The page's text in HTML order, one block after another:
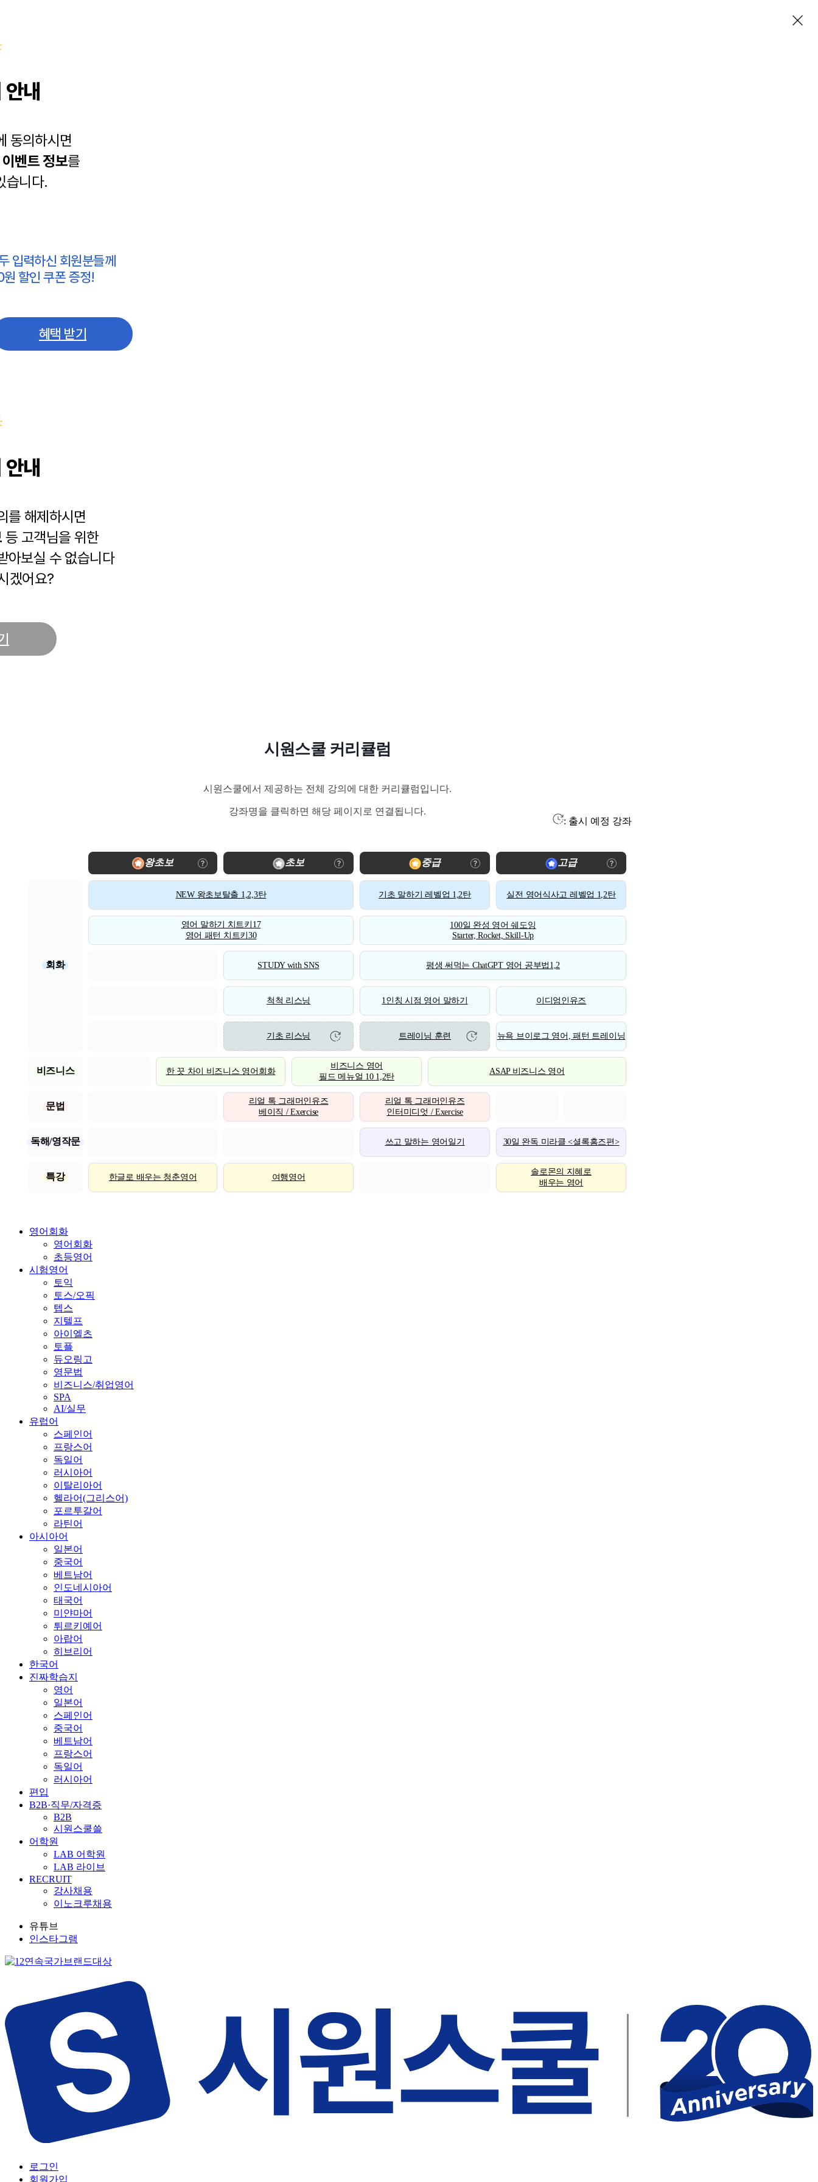
내
동의하시면
이벤트 정보를
습니다.
입력하신 회원분들께
할인 쿠폰 증정!
혜택 받기
내
를 해제하시면
등 고객님을 위한
아보실 수 없습니다
겠어요?
시원스쿨 커리큘럼
시원스쿨에서 제공하는 전체 강의에 대한 커리큘럼입니다.
강좌명을 클릭하면 해당 페이지로 연결됩니다.
: 출시 예정 강좌
왕초보 초보 중급 고급
회화
NEW 왕초보탈출 1,2,3탄 기초 말하기 레벨업 1,2탄 실전 영어식사고 레벨업 1,2탄
영어 말하기 치트키17
영어 패턴 치트키30
100일 완성 영어 쉐도잉
Starter, Rocket, Skill-Up
STUDY with SNS 평생 써먹는 ChatGPT 영어 공부법1,2
척척 리스닝 1인칭 시점 영어 말하기 이디엄인유즈
기초 리스닝 트레이닝 훈련 뉴욕 브이로그 영어, 패턴 트레이닝
비즈니스 한 끗 차이 비즈니스 영어회화
비즈니스 영어
필드 메뉴얼 10 1,2탄
ASAP 비즈니스 영어
문법
리얼 톡 그래머인유즈
베이직 / Exercise
리얼 톡 그래머인유즈
인터미디엇 / Exercise
독해/영작문 쓰고 말하는 영어일기 30일 완독 미라클 <셜록홈즈편>
특강 한글로 배우는 청춘영어 여행영어
솔로몬의 지혜로
배우는 영어
영어회화
영어회화
초등영어
시험영어
토익
토스/오픽
텝스
지텔프
아이엘츠
토플
듀오링고
영문법
비즈니스/취업영어
SPA
AI/실무
유럽어
스페인어
프랑스어
독일어
러시아어
이탈리아어
헬라어(그리스어)
포르투갈어
라틴어
아시아어
일본어
중국어
베트남어
인도네시아어
태국어
미얀마어
튀르키예어
아랍어
히브리어
한국어
진짜학습지
영어
일본어
스페인어
중국어
베트남어
프랑스어
독일어
러시아어
편입
B2B·직무/자격증
B2B
시원스쿨쓸
어학원
LAB 어학원
LAB 라이브
RECRUIT
강사채용
이노크루채용
유튜브
인스타그램
로그인
회원가입